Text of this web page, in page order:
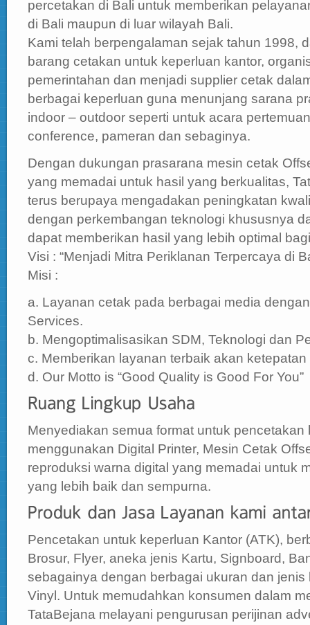
percetakan di Bali untuk memberikan
di Bali maupun di luar wilayah Bali.
Kami telah berpengalaman sejak tahun 1998,
barang cetakan untuk keperluan kantor,
pemerintahan dan menjadi supplier cetak
berbagai keperluan guna menunjang sarana
indoor – outdoor seperti untuk acara
conference, pameran dan sebaginya.
Dengan dukungan prasarana mesin cetak
yang memadai untuk hasil yang berkualitas,
terus berupaya mengadakan peningkatan
dengan perkembangan teknologi khususnya
dapat memberikan hasil yang lebih optimal
Visi : “Menjadi Mitra Periklanan Terpercaya di
Misi :
a. Layanan cetak pada berbagai media
Services.
b. Mengoptimalisasikan SDM, Teknologi dan
c. Memberikan layanan terbaik akan
d. Our Motto is “Good Quality is Good For You”
Menyediakan semua format untuk
menggunakan Digital Printer, Mesin Cetak
reproduksi warna digital yang memadai untuk
yang lebih baik dan sempurna.
Pencetakan untuk keperluan Kantor (ATK),
Brosur, Flyer, aneka jenis Kartu, Signboard,
sebagainya dengan berbagai ukuran dan
Vinyl. Untuk memudahkan konsumen dalam
TataBejana melayani pengurusan perijinan